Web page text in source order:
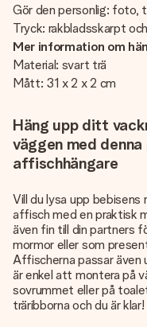
Gör den personlig: foto,
Tryck: rakbladsskarpt
Mer information om
Material: svart trä
Mått: 31 x 2 x 2 cm
Häng upp ditt
väggen med
affischhängare
Vill du lysa upp bebisens
affisch med en praktisk
även fin till din partners
mormor eller som
Affischerna passar även
är enkel att montera på
sovrummet eller på
träribborna och du är klar!